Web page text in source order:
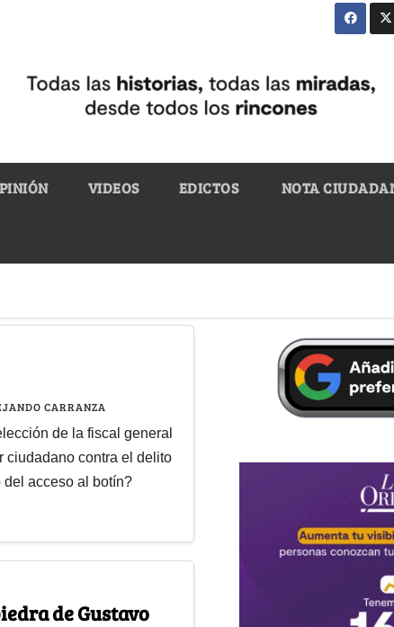
VIDEOS EDICTOS NOTA
CARRANZA
de la fiscal general
ciudadano contra el delito
acceso al botín?
de Gustavo